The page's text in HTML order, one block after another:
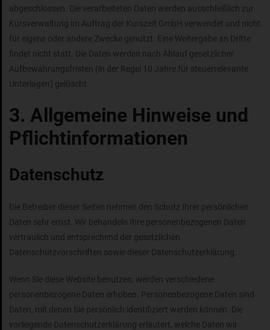
abgeschlossen. Die verarbeiteten Daten werden ausschließlich zur
Kursverwaltung im Auftrag der Kurszeit GmbH verwendet und nicht
für eigene oder andere Zwecke genutzt. Eine Weitergabe an Dritte
findet nicht statt. Die Daten werden nach Ablauf gesetzlicher
Aufbewahrungsfristen (in der Regel 10 Jahre für steuerrelevante
Unterlagen) gelöscht.
3. Allgemeine Hinweise und
Pflichtinformationen
Datenschutz
Die Betreiber dieser Seiten nehmen den Schutz Ihrer persönlichen
Daten sehr ernst. Wir behandeln Ihre personenbezogenen Daten
vertraulich und entsprechend der gesetzlichen
Datenschutzvorschriften sowie dieser Datenschutzerklärung.
Wenn Sie diese Website benutzen, werden verschiedene
personenbezogene Daten erhoben. Personenbezogene Daten sind
Daten, mit denen Sie persönlich identifiziert werden können. Die
vorliegende Datenschutzerklärung erläutert, welche Daten wir